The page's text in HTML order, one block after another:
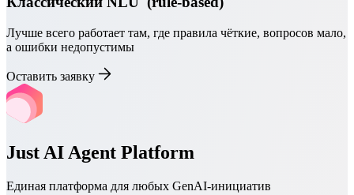
​Лучше всего работает там, где правила чёткие, вопросов мало,
а ошибки недопустимы
Оставить заявку
Just AI Agent Platform
Единая платформа для любых GenAI-инициатив